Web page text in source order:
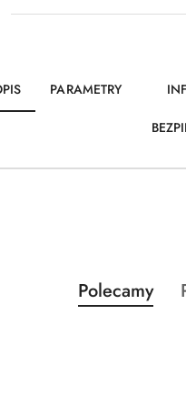
PARAMETRY
Pomiń karuzelę
Produkty
o
Polecamy